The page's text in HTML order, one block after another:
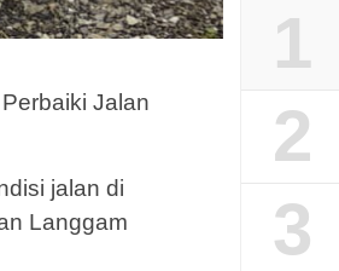
Jalan
jalan di
Langgam
1
2
3